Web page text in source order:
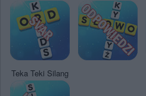
Teka Teki Silang